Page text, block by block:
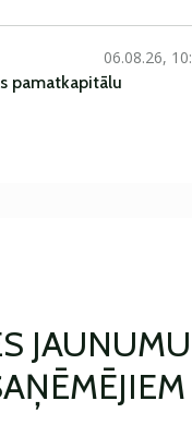
06.08.26,
pamatkapitālu
JAUNUMU